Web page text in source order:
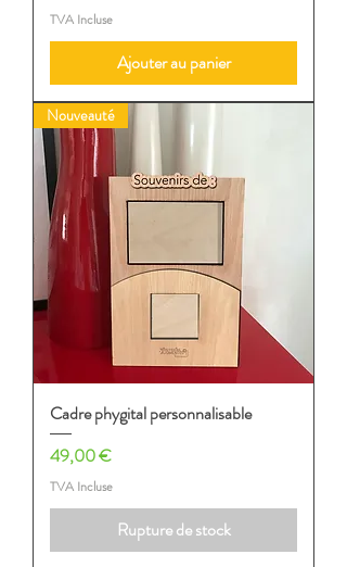
TVA Incluse
Ajouter au panier
Nouveauté
Cadre phygital personnalisable
Prix
49,00 €
TVA Incluse
Rupture de stock